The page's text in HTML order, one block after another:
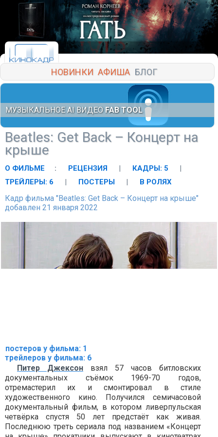
НОВИНКИ АФИША БЛОГ
МУЗЫКАЛЬНОЕ AI ВИДЕО FAB TOOL
Beatles: Get Back – Концерт на
крыше
О ФИЛЬМЕ : РЕЦЕНЗИЯ | КАДРЫ: 5
|
ТРЕЙЛЕРЫ: 6
| ПОСТЕРЫ | В РОЛЯХ
Кадр фильма "Beatles: Get Back – Концерт на крыше"
добавлен 21 января 2022
постеров у фильма: 1
трейлеров у фильма: 6
Питер Джексон взял 57 часов битловских
документальных съёмок 1969-70 годов,
отремастерил их и смонтировал в стиле
художественного кино. Получился семичасовой
документальный фильм, в котором ливерпульская
четвёрка спустя 50 лет предстаёт как живая.
Последнюю треть сериала под названием «Концерт